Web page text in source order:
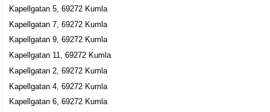
Kapellgatan 5, 69272 Kumla
Kapellgatan 7, 69272 Kumla
Kapellgatan 9, 69272 Kumla
Kapellgatan 11, 69272 Kumla
Kapellgatan 2, 69272 Kumla
Kapellgatan 4, 69272 Kumla
Kapellgatan 6, 69272 Kumla